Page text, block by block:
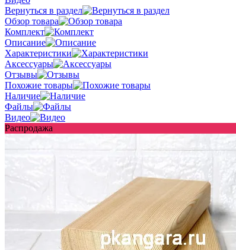
Вернуться в раздел
Обзор товара
Комплект
Описание
Характеристики
Аксессуары
Отзывы
Похожие товары
Наличие
Файлы
Видео
Распродажа